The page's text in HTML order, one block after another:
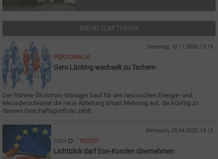
MEHR ZUM THEMA
Dienstag, 10.11.2020, 13:15
PERSONALIE
Gero Lücking wechselt zu Techem
Der frühere Ökostrom-Manager baut für den hessischen Energie- und
Messdienstleister die neue Abteilung Smart Metering auf, die künftig zu
dessen Geschäftsportfolio zählt.
Mittwoch, 29.04.2020, 13:12
E&M RECHT
Lichtblick darf Eon-Kunden übernehmen